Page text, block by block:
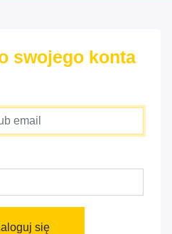
swojego konta
się